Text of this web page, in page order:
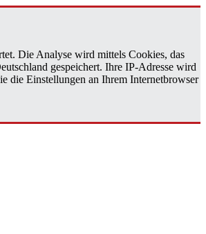
Die Analyse wird mittels Cookies, das
gespeichert. Ihre IP-Adresse wird
die Einstellungen an Ihrem Internetbrowser